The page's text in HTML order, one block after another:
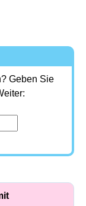
Geben Sie